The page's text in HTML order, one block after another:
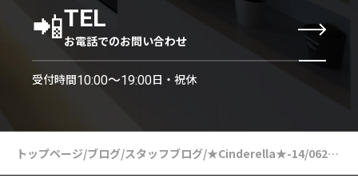
📲TEL
お電話でのお問い合わせ
受付時間10:00〜19:00日・祝休
トップページ/ブログ/スタッフブログ/★Cinderella★-14/ 062burog